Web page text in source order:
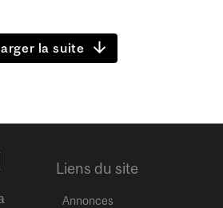
la suite
Liens du site
Annonces